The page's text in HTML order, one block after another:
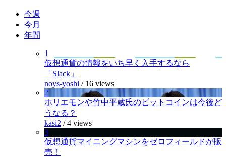
今週
今月
年間
1
仮想通貨の情報をいち早く入手するなら
「Slack」
noys-yoshi / 16 views
2
ホリエモンや竹中平蔵氏のビットコインは今後ど
うなる？
kasi2 /4 views
3
仮想通貨マイニングマシンをゼロフィールドが販
売！